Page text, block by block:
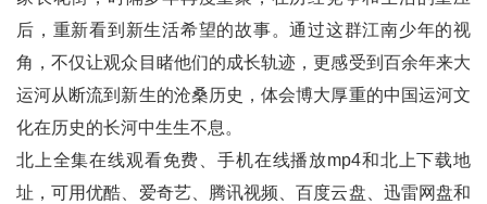
后，重新看到新生活希望的故事。通过这群江南少年的视
角，不仅让观众目睹他们的成长轨迹，更感受到百余年来大
运河从断流到新生的沧桑历史，体会博大厚重的中国运河文
化在历史的长河中生生不息。
北上全集在线观看免费、手机在线播放mp4和北上下载地
址，可用优酷、爱奇艺、腾讯视频、百度云盘、迅雷网盘和